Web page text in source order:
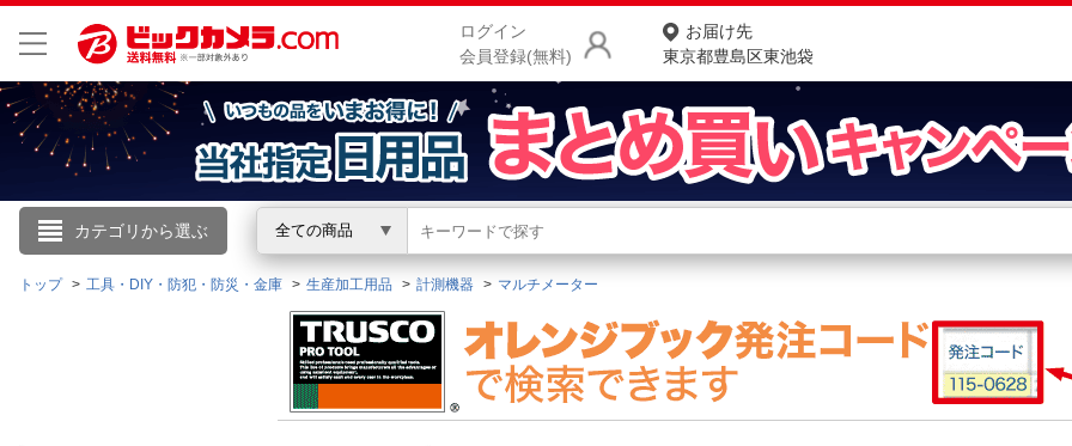
ログイン
会員登録(無料)
お届け先
東京都豊島区東池袋
カテゴリから選ぶ 全ての商品
こんにちは
ログイン
新規会員登録
会員メニュー
商品をさがす
ランキングからさがす
トップ 工具・DIY・防犯・防災・金庫 生産加工用品 計測機器 マルチメーター